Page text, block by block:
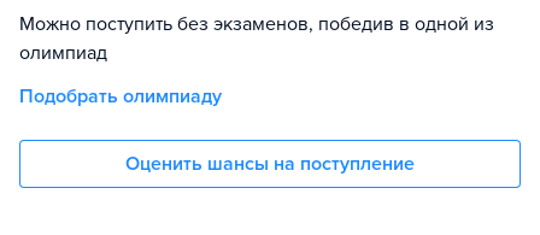
Можно поступить без экзаменов, победив в одной из
олимпиад
Подобрать олимпиаду
Оценить шансы на поступление